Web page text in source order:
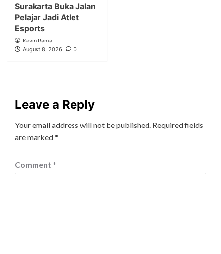
Surakarta Buka Jalan
Pelajar Jadi Atlet
Esports
Kevin Rama
August 8, 2026
0
Leave a Reply
Your email address will not be published. Required fields
are marked*
Comment *